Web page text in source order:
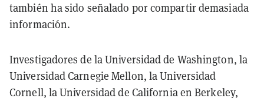
también ha sido señalado por compartir demasiada
información.
Investigadores de la Universidad de Washington, la
Universidad Carnegie Mellon, la Universidad
Cornell, la Universidad de California en Berkeley,